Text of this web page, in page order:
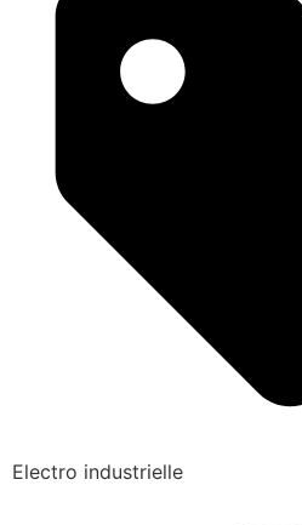
Electro industrielle